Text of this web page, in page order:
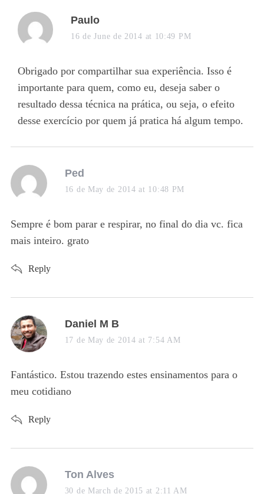
s
a
s
:
Paulo
16 de June de 2014 at 10:49 PM
Obrigado por compartilhar sua experiência. Isso é
importante para quem, como eu, deseja saber o
resultado dessa técnica na prática, ou seja, o efeito
desse exercício por quem já pratica há algum tempo.
s
a
s
Ped
16 de May de 2014 at 10:48 PM
Sempre é bom parar e respirar, no final do dia vc. fica
mais inteiro. grato
Reply
s
a
s
:
Daniel M B
17 de May de 2014 at 7:54 AM
Fantástico. Estou trazendo estes ensinamentos para o
meu cotidiano
Reply
s
a
Ton Alves
30 de March de 2015 at 2:11 AM